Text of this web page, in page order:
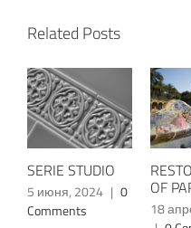
Related Posts
SERIE STUDIO
5 июня, 2024 | 0
Comments
OF
18